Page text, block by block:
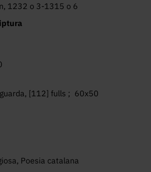
1232 o 3-1315 o 6
[112] fulls ;  60x50
Poesia catalana